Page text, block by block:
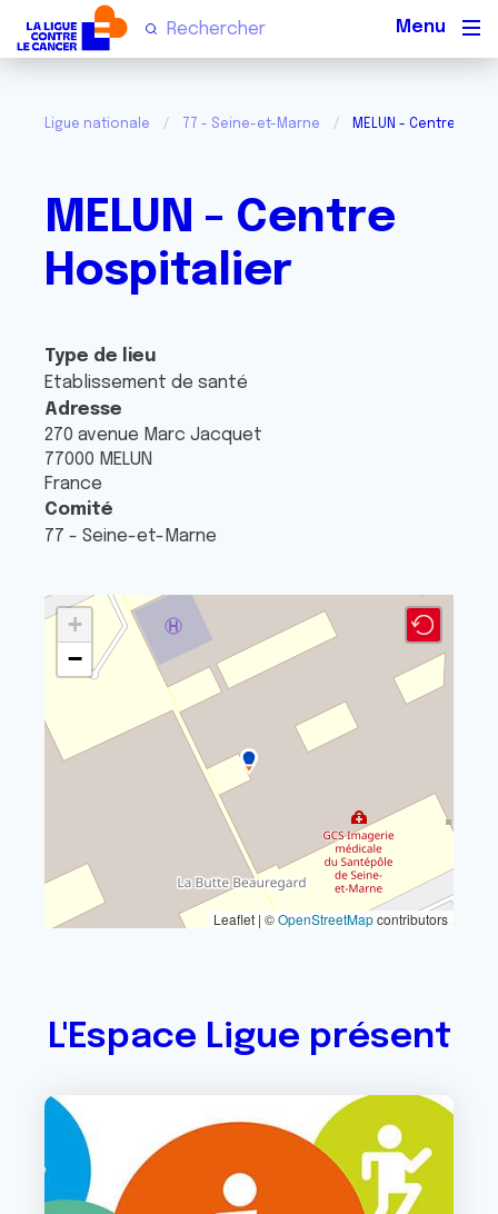
Ligue nationale 77 - Seine-et-Marne MELUN - Centre
MELUN - Centre
Hospitalier
Type de lieu
Etablissement de santé
Adresse
270 avenue Marc Jacquet
77000 MELUN
France
Comité
77 - Seine-et-Marne
+
−
Leaflet | ©OpenStreetMapcontributors
L'Espace Ligue présent
Image